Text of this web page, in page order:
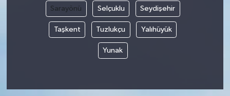
Sarayönü Selçuklu Seydişehir
Taşkent Tuzlukçu Yalıhüyük
Yunak